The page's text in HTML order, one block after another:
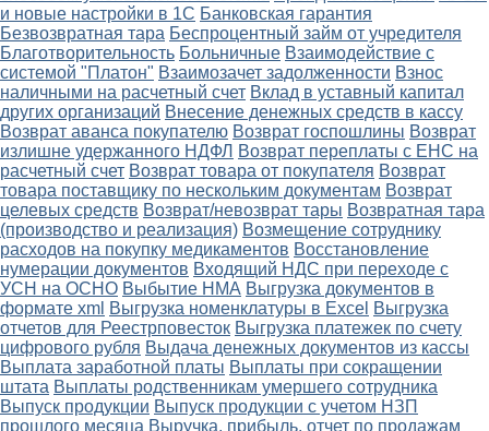
и новые настройки в 1С Банковская гарантия
Безвозвратная тара Беспроцентный займ от учредителя
Благотворительность Больничные Взаимодействие с
системой "Платон" Взаимозачет задолженности Взнос
наличными на расчетный счет Вклад в уставный капитал
других организаций Внесение денежных средств в кассу
Возврат аванса покупателю Возврат госпошлины Возврат
излишне удержанного НДФЛ Возврат переплаты с ЕНС на
расчетный счет Возврат товара от покупателя Возврат
товара поставщику по нескольким документам Возврат
целевых средств Возврат/невозврат тары Возвратная тара
(производство и реализация) Возмещение сотруднику
расходов на покупку медикаментов Восстановление
нумерации документов Входящий НДС при переходе с
УСН на ОСНО Выбытие НМА Выгрузка документов в
формате xml Выгрузка номенклатуры в Excel Выгрузка
отчетов для Реестрповесток Выгрузка платежек по счету
цифрового рубля Выдача денежных документов из кассы
Выплата заработной платы Выплаты при сокращении
штата Выплаты родственникам умершего сотрудника
Выпуск продукции Выпуск продукции с учетом НЗП
прошлого месяца Выручка, прибыль, отчет по продажам